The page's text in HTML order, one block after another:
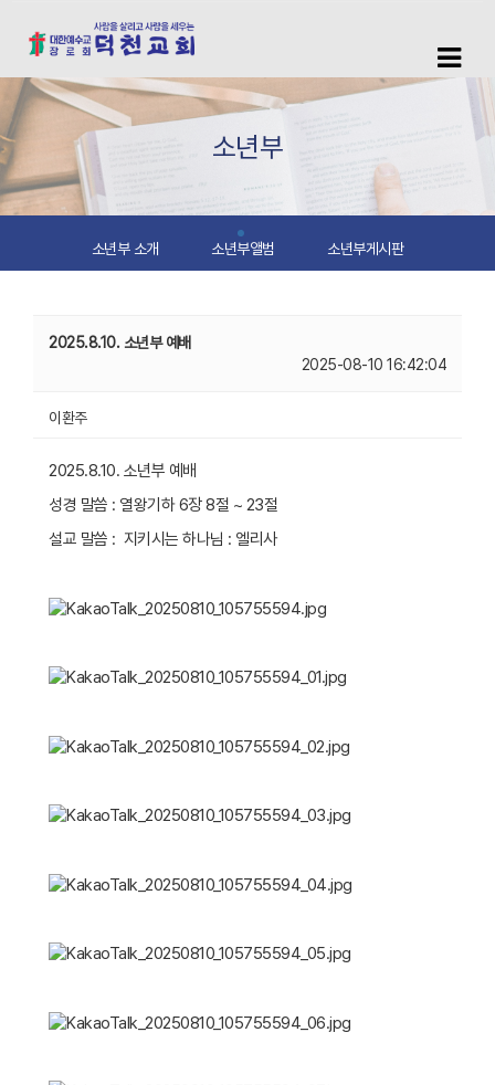
소년부
소년부 소개 소년부앨범 소년부게시판
2025.8.10. 소년부 예배
2025-08-10 16:42:04
이환주
2025.8.10. 소년부 예배
성경 말씀 : 열왕기하 6장 8절 ~ 23절
설교 말씀 : 지키시는 하나님 : 엘리사